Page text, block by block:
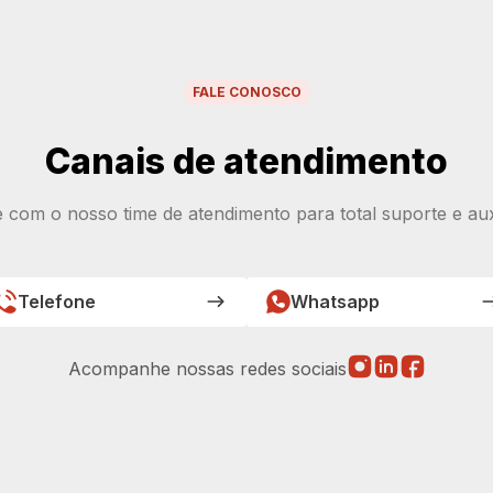
FALE CONOSCO
Canais de atendimento
com o nosso time de atendimento para total suporte e
Telefone Whatsapp
Acompanhe nossas redes sociais